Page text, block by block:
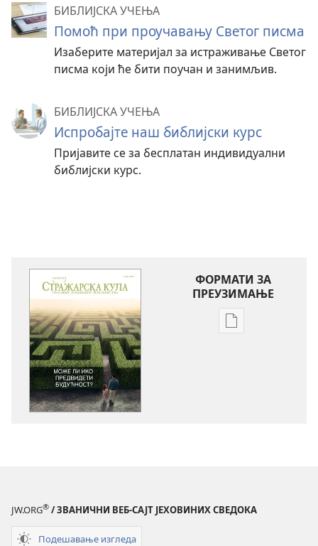
БИБЛИЈСКА УЧЕЊА
Помоћ при проучавању Светог писма
Изаберите материјал за истраживање Светог
писма који ће бити поучан и занимљив.
БИБЛИЈСКА УЧЕЊА
Испробајте наш библијски курс
Пријавите се за бесплатан индивидуални
библијски курс.
ФОРМАТИ ЗА
ПРЕУЗИМАЊЕ
Формати
будућност?
JW.ORG® / ЗВАНИЧНИ ВЕБ-САЈТ ЈЕХОВИНИХ СВЕДОКА
Подешавање изгледа